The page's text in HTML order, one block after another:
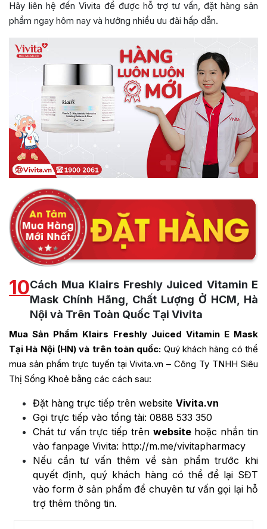
Hãy liên hệ đến Vivita để được hỗ trợ tư vấn, đặt hàng sản
phẩm ngay hôm nay và hưởng nhiều ưu đãi hấp dẫn.
10Cách Mua Klairs Freshly Juiced Vitamin E
Mask Chính Hãng, Chất Lượng Ở HCM, Hà
Nội và Trên Toàn Quốc Tại Vivita
Mua Sản Phẩm Klairs Freshly Juiced Vitamin E Mask
Tại Hà Nội (HN) và trên toàn quốc: Quý khách hàng có thể
mua sản phẩm trực tuyến tại Vivita.vn – Công Ty TNHH Siêu
Thị Sống Khoẻ bằng các cách sau:
Đặt hàng trực tiếp trên website Vivita.vn
Gọi trực tiếp vào tổng tài: 0888 533 350
Chát tư vấn trực tiếp trên websitehoặc nhắn tin
vào fanpage Vivita: http://m.me/vivitapharmacy
Nếu cần tư vấn thêm về sản phẩm trước khi
quyết định, quý khách hàng có thể để lại SĐT
vào form ở sản phẩm để chuyên tư vấn gọi lại hỗ
trợ thêm thông tin.